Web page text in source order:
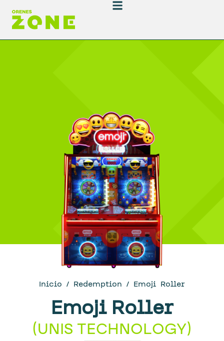
Inicio / Redemption / Emoji Roller
Emoji Roller
(UNIS TECHNOLOGY)